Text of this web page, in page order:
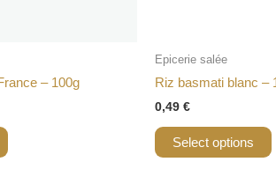
– 100g
Epicerie salée
Riz basmati blanc –
0,49 €
Select options